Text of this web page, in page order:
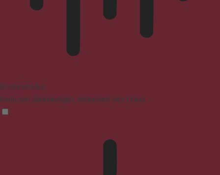
Blindenmodus
Reduziert Ablenkungen, verbessert den Fokus